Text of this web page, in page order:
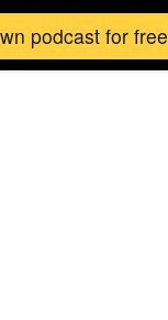
podcast for free